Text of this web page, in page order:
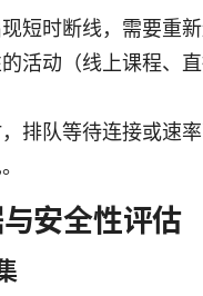
短时断线，需要重
活动（线上课程、
排队等待连接或速
安全性评估